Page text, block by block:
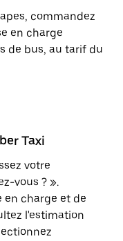
commandez
en charge
de bus, au tarif du
Taxi
votre
vous ? ».
en charge et de
l'estimation